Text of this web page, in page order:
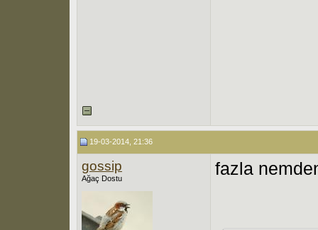
19-03-2014, 21:36
gossip
Ağaç Dostu fazla